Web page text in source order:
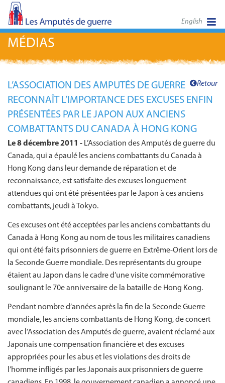
English
MÉDIAS
Retour
L’ASSOCIATION DES AMPUTÉS DE GUERRE
RECONNAÎT L’IMPORTANCE DES EXCUSES ENFIN
PRÉSENTÉES PAR LE JAPON AUX ANCIENS
COMBATTANTS DU CANADA À HONG KONG
Le 8 décembre 2011 - L’Association des Amputés de guerre du
Canada, qui a épaulé les anciens combattants du Canada à
Hong Kong dans leur demande de réparation et de
reconnaissance, est satisfaite des excuses longuement
attendues qui ont été présentées par le Japon à ces anciens
combattants, jeudi à Tokyo.
Ces excuses ont été acceptées par les anciens combattants du
Canada à Hong Kong au nom de tous les militaires canadiens
qui ont été faits prisonniers de guerre en Extrême-Orient lors de
la Seconde Guerre mondiale. Des représentants du groupe
étaient au Japon dans le cadre d’une visite commémorative
soulignant le 70e anniversaire de la bataille de Hong Kong.
Pendant nombre d’années après la fin de la Seconde Guerre
mondiale, les anciens combattants de Hong Kong, de concert
avec l’Association des Amputés de guerre, avaient réclamé aux
Japonais une compensation financière et des excuses
appropriées pour les abus et les violations des droits de
l’homme infligés par les Japonais aux prisonniers de guerre